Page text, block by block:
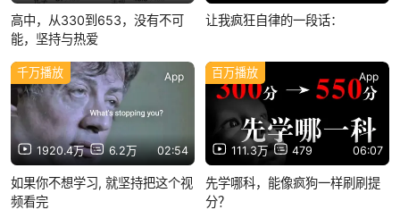
高中，从330到653，没有不可
能，坚持与热爱
让我疯狂自律的一段话：
1920.4万 6.2万 02:54
千万播放 App
如果你不想学习, 就坚持把这个视
频看完
111.3万 479 06:07
百万播放 App
先学哪科，能像疯狗一样刷刷提
分？